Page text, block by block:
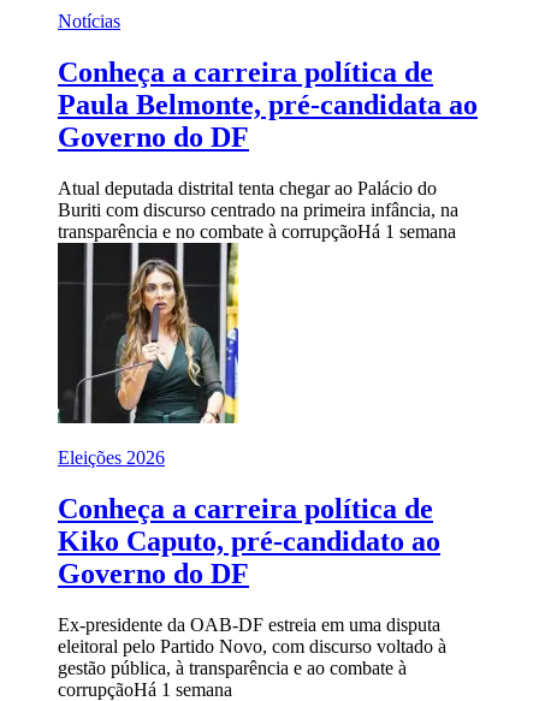
Notícias
Conheça a carreira política de
Paula Belmonte, pré-candidata ao
Governo do DF
Atual deputada distrital tenta chegar ao Palácio do
Buriti com discurso centrado na primeira infância, na
transparência e no combate à corrupçãoHá 1 semana
Eleições 2026
Conheça a carreira política de
Kiko Caputo, pré-candidato ao
Governo do DF
Ex-presidente da OAB-DF estreia em uma disputa
eleitoral pelo Partido Novo, com discurso voltado à
gestão pública, à transparência e ao combate à
corrupçãoHá 1 semana